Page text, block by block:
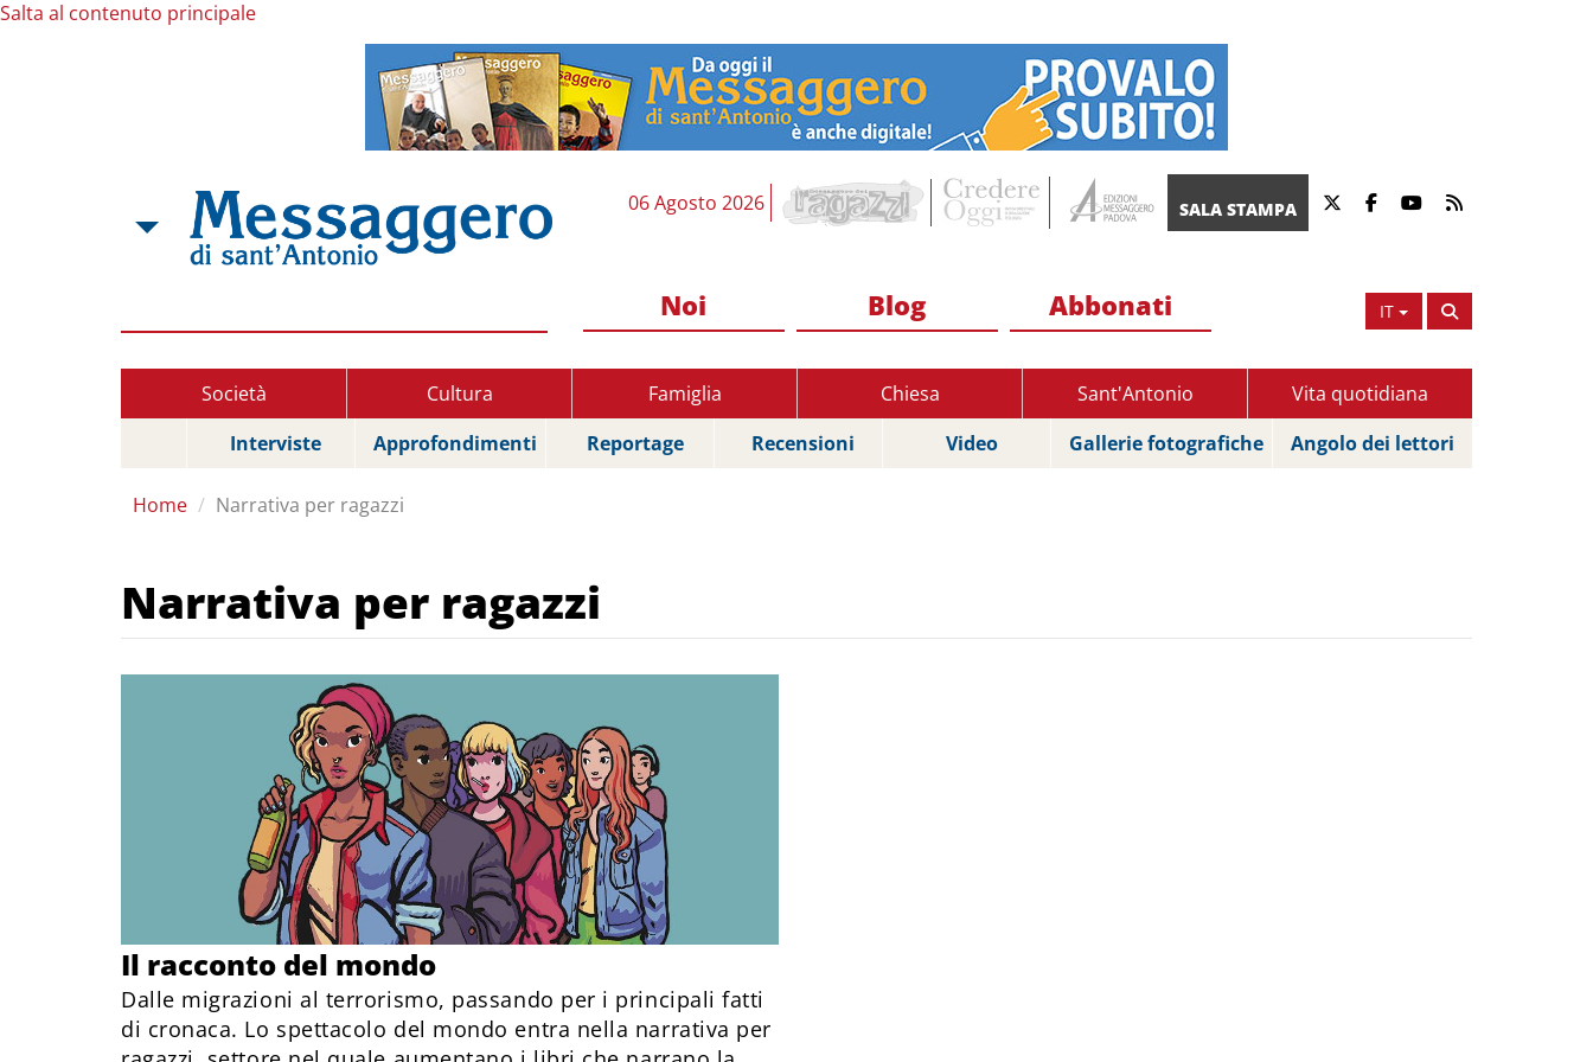
Salta al contenuto principale
06 Agosto 2026 SALA STAMPA
IT
Noi Blog Abbonati
Società Cultura Famiglia Chiesa Sant'Antonio
Vita quotidiana
Interviste
Approfondimenti Reportage Recensioni Video Gallerie fotografiche Angolo dei lettori
Home Narrativa per ragazzi
Narrativa per ragazzi
Il racconto del mondo
Dalle migrazioni al terrorismo, passando per i principali fatti
di cronaca. Lo spettacolo del mondo entra nella narrativa per